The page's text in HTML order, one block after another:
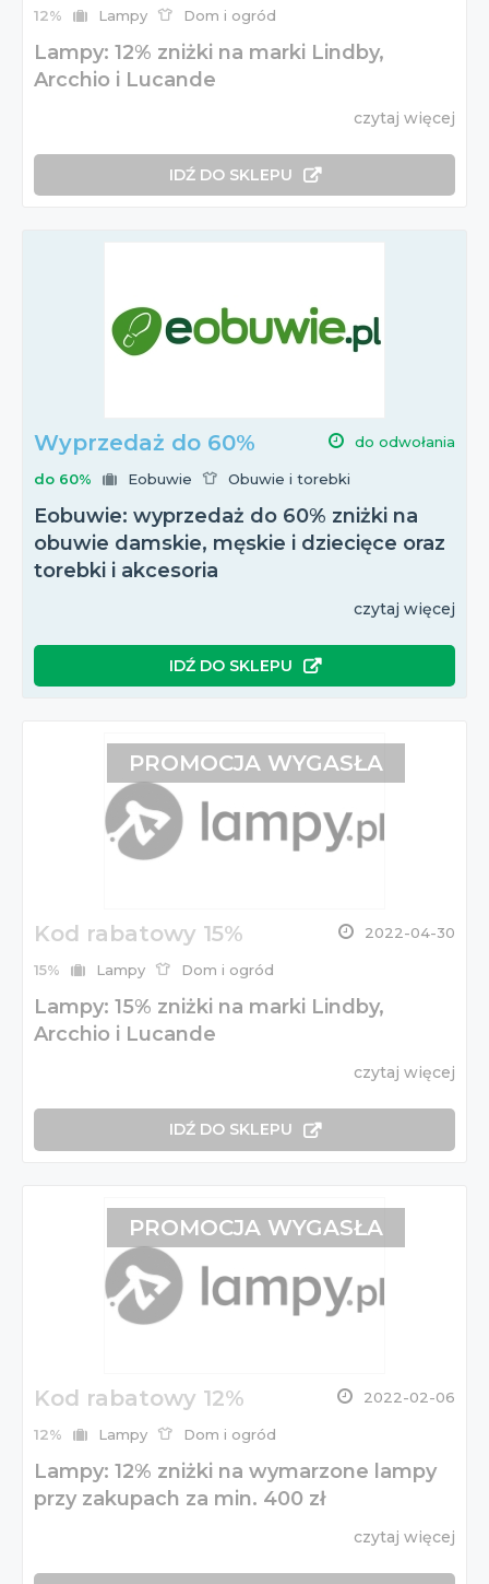
12% Lampy Dom i ogród
Lampy: 12% zniżki na marki Lindby,
Arcchio i Lucande
czytaj więcej
IDŹ DO SKLEPU
Wyprzedaż do 60% do odwołania
do 60% Eobuwie Obuwie i torebki
Eobuwie: wyprzedaż do 60% zniżki na
obuwie damskie, męskie i dziecięce oraz
torebki i akcesoria
czytaj więcej
IDŹ DO SKLEPU
Kod rabatowy 15% 2022-04-30
15% Lampy Dom i ogród
Lampy: 15% zniżki na marki Lindby,
Arcchio i Lucande
czytaj więcej
IDŹ DO SKLEPU
PROMOCJA WYGASŁA
Kod rabatowy 12% 2022-02-06
12% Lampy Dom i ogród
Lampy: 12% zniżki na wymarzone lampy
przy zakupach za min. 400 zł
czytaj więcej
PROMOCJA WYGASŁA